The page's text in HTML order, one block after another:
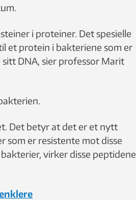
i proteiner. Det spesielle
et protein i bakteriene som er
DNA, sier professor Marit
Det betyr at det er et nytt
som er resistente mot disse
virker disse peptidene